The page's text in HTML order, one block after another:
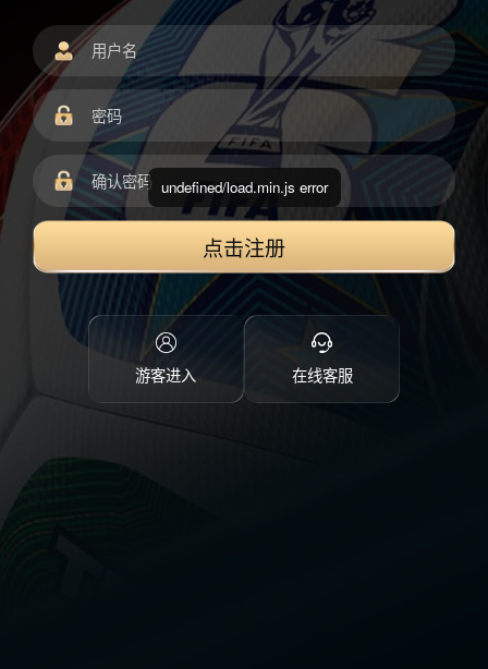
点击注册
游客进入 在线客服
undefined/load.min.js error